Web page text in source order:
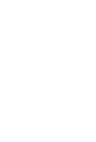
話
ーン